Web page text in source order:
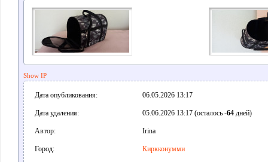
Show IP
Дата опубликования: 06.05.2026 13:17
Дата удаления: 05.06.2026 13:17 (осталось -64дней)
Автор: Irina
Город: Киркконумми